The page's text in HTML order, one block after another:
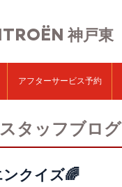
神戸東
アフターサービス予約
スタッフブログ
クイズ🌈